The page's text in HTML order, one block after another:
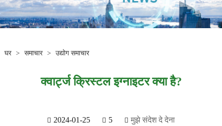
घर > समाचार > उद्योग समाचार
क्वार्ट्ज क्रिस्टल इग्नाइटर क्या है?
2024-01-25 5 मुझे संदेश दे देना